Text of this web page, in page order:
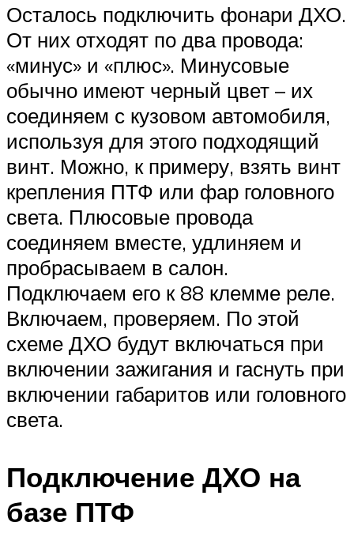
Осталось подключить фонари ДХО.
От них отходят по два провода:
«минус» и «плюс». Минусовые
обычно имеют черный цвет – их
соединяем с кузовом автомобиля,
используя для этого подходящий
винт. Можно, к примеру, взять винт
крепления ПТФ или фар головного
света. Плюсовые провода
соединяем вместе, удлиняем и
пробрасываем в салон.
Подключаем его к 88 клемме реле.
Включаем, проверяем. По этой
схеме ДХО будут включаться при
включении зажигания и гаснуть при
включении габаритов или головного
света.
Подключение ДХО на
базе ПТФ